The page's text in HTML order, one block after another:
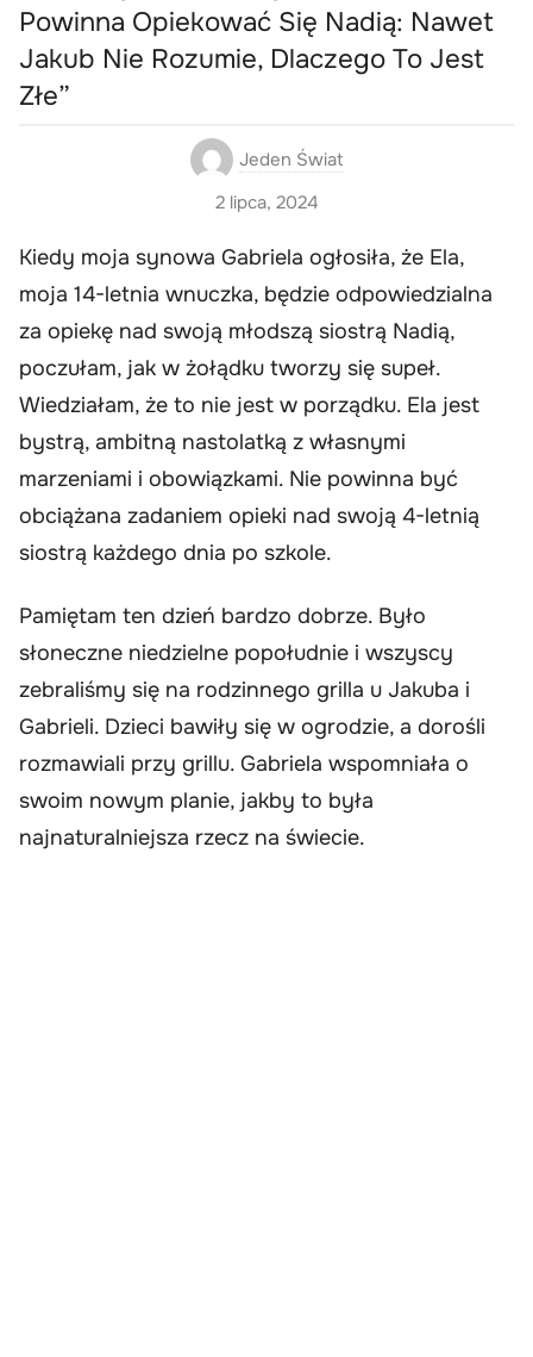
Powinna Opiekować Się Nadią: Nawet
Jakub Nie Rozumie, Dlaczego To Jest
Złe”
Jeden Świat
2 lipca, 2024
Kiedy moja synowa Gabriela ogłosiła, że Ela,
moja 14-letnia wnuczka, będzie odpowiedzialna
za opiekę nad swoją młodszą siostrą Nadią,
poczułam, jak w żołądku tworzy się supeł.
Wiedziałam, że to nie jest w porządku. Ela jest
bystrą, ambitną nastolatką z własnymi
marzeniami i obowiązkami. Nie powinna być
obciążana zadaniem opieki nad swoją 4-letnią
siostrą każdego dnia po szkole.
Pamiętam ten dzień bardzo dobrze. Było
słoneczne niedzielne popołudnie i wszyscy
zebraliśmy się na rodzinnego grilla u Jakuba i
Gabrieli. Dzieci bawiły się w ogrodzie, a dorośli
rozmawiali przy grillu. Gabriela wspomniała o
swoim nowym planie, jakby to była
najnaturalniejsza rzecz na świecie.